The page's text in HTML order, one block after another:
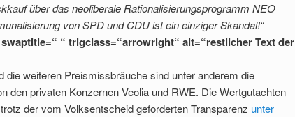
über das neoliberale Rationalisierungsprogramm NEO
von SPD und CDU ist ein einziger Skandal!“
“ trigclass=“arrowright“ alt=“restlicher Text der
die weiteren Preismissbräuche sind unter anderem die
den privaten Konzernen Veolia und RWE. Die Wertgutachten
der vom Volksentscheid geforderten Transparenz unter